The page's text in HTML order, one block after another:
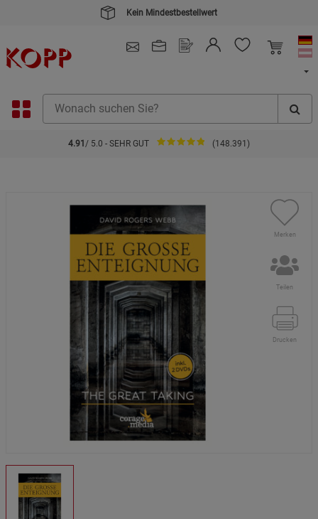
Kein Mindestbestellwert
4.91 / 5.0 - SEHR GUT (148.391)
Merken
Teilen
Drucken